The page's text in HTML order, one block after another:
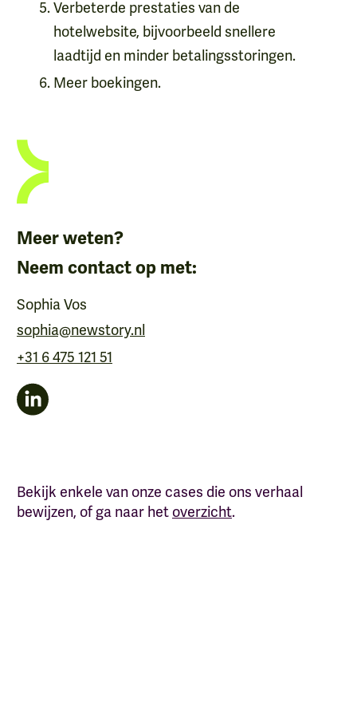
Verbeterde prestaties van de
hotelwebsite, bijvoorbeeld snellere
laadtijd en minder betalingsstoringen.
Meer boekingen.
Meer weten?
Neem contact op met:
Sophia Vos
sophia@newstory.nl
+31 6 475 121 51
Bekijk enkele van onze cases die ons verhaal
bewijzen, of ga naar het overzicht.